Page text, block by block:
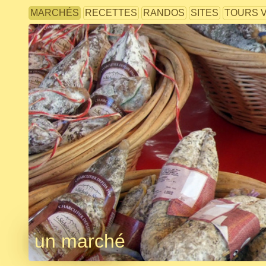
MARCHÉS RECETTES RANDOS SITES TOURS
un marché